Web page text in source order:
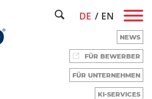
DE EN
NEWS
FÜR BEWERBER
FÜR UNTERNEHMEN
KI-SERVICES
HABEN TALENTE.